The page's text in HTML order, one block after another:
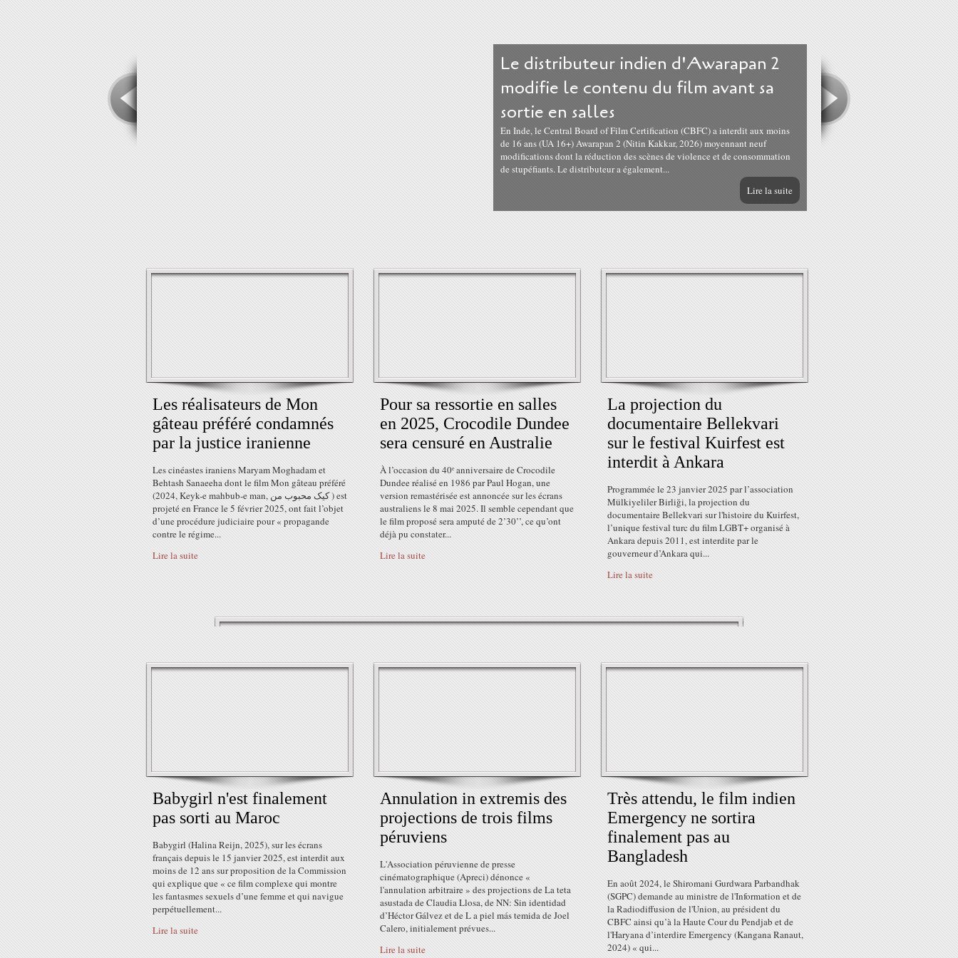
Le distributeur indien d'Awarapan 2
modifie le contenu du film avant sa
sortie en salles
En Inde, le Central Board of Film Certification (CBFC) a interdit aux moins
de 16 ans (UA 16+) Awarapan 2 (Nitin Kakkar, 2026) moyennant neuf
modifications dont la réduction des scènes de violence et de consommation
de stupéfiants. Le distributeur a également...
Lire la suite
Les réalisateurs de Mon
gâteau préféré condamnés
par la justice iranienne
Les cinéastes iraniens Maryam Moghadam et
Behtash Sanaeeha dont le film Mon gâteau préféré
(2024, Keyk-e mahbub-e man, کیک محبوب من ) est
projeté en France le 5 février 2025, ont fait l’objet
d’une procédure judiciaire pour « propagande
contre le régime...
Lire la suite
Pour sa ressortie en salles
en 2025, Crocodile Dundee
sera censuré en Australie
À l’occasion du 40ᵉ anniversaire de Crocodile
Dundee réalisé en 1986 par Paul Hogan, une
version remastérisée est annoncée sur les écrans
australiens le 8 mai 2025. Il semble cependant que
le film proposé sera amputé de 2’30’’, ce qu’ont
déjà pu constater...
Lire la suite
La projection du
documentaire Bellekvari
sur le festival Kuirfest est
interdit à Ankara
Programmée le 23 janvier 2025 par l’association
Mülkiyeliler Birliği, la projection du
documentaire Bellekvari sur l'histoire du Kuirfest,
l’unique festival turc du film LGBT+ organisé à
Ankara depuis 2011, est interdite par le
gouverneur d’Ankara qui...
Lire la suite
Babygirl n'est finalement
pas sorti au Maroc
Babygirl (Halina Reijn, 2025), sur les écrans
français depuis le 15 janvier 2025, est interdit aux
moins de 12 ans sur proposition de la Commission
qui explique que « ce film complexe qui montre
les fantasmes sexuels d’une femme et qui navigue
perpétuellement...
Lire la suite
Annulation in extremis des
projections de trois films
péruviens
L'Association péruvienne de presse
cinématographique (Apreci) dénonce «
l'annulation arbitraire » des projections de La teta
asustada de Claudia Llosa, de NN: Sin identidad
d’Héctor Gálvez et de L a piel más temida de Joel
Calero, initialement prévues...
Lire la suite
Très attendu, le film indien
Emergency ne sortira
finalement pas au
Bangladesh
En août 2024, le Shiromani Gurdwara Parbandhak
(SGPC) demande au ministre de l'Information et de
la Radiodiffusion de l'Union, au président du
CBFC ainsi qu’à la Haute Cour du Pendjab et de
l'Haryana d’interdire Emergency (Kangana Ranaut,
2024) « qui...